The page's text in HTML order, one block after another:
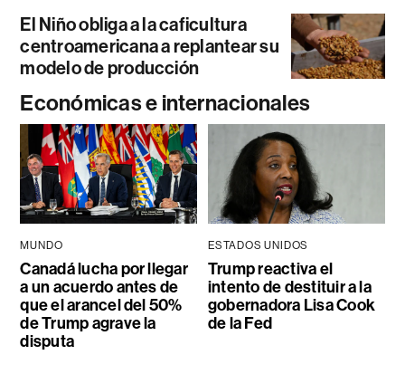
El Niño obliga a la caficultura
centroamericana a replantear su
modelo de producción
Económicas e internacionales
MUNDO
Canadá lucha por llegar
a un acuerdo antes de
que el arancel del 50%
de Trump agrave la
disputa
ESTADOS UNIDOS
Trump reactiva el
intento de destituir a la
gobernadora Lisa Cook
de la Fed